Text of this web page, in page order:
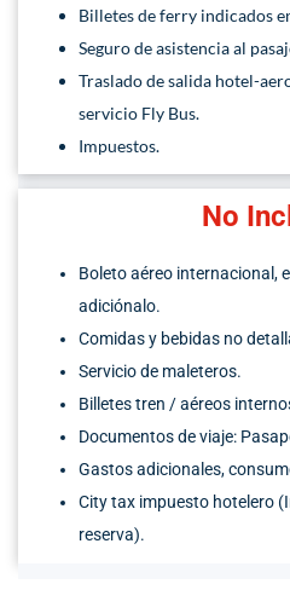
Billetes de ferry indicados
Seguro de asistencia al
Traslado de salida hotel-
servicio Fly Bus.
Impuestos.
No
Boleto aéreo internacional,
adiciónalo.
Comidas y bebidas no
Servicio de maleteros.
Billetes tren / aéreos
Documentos de viaje:
Gastos adicionales,
City tax impuesto hotelero
reserva).